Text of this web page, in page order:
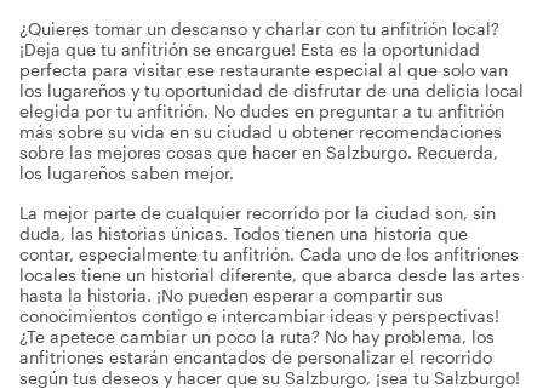
¿Quieres tomar un descanso y charlar con tu anfitrión local?
¡Deja que tu anfitrión se encargue! Esta es la oportunidad
perfecta para visitar ese restaurante especial al que solo van
los lugareños y tu oportunidad de disfrutar de una delicia local
elegida por tu anfitrión. No dudes en preguntar a tu anfitrión
más sobre su vida en su ciudad u obtener recomendaciones
sobre las mejores cosas que hacer en Salzburgo. Recuerda,
los lugareños saben mejor.
La mejor parte de cualquier recorrido por la ciudad son, sin
duda, las historias únicas. Todos tienen una historia que
contar, especialmente tu anfitrión. Cada uno de los anfitriones
locales tiene un historial diferente, que abarca desde las artes
hasta la historia. ¡No pueden esperar a compartir sus
conocimientos contigo e intercambiar ideas y perspectivas!
¿Te apetece cambiar un poco la ruta? No hay problema, los
anfitriones estarán encantados de personalizar el recorrido
según tus deseos y hacer que su Salzburgo, ¡sea tu Salzburgo!